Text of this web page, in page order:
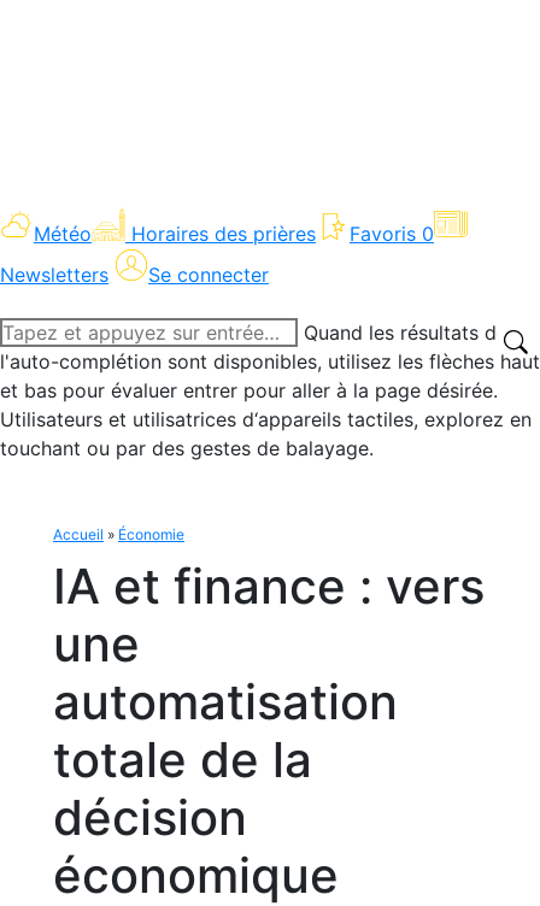
Météo Horaires des prières Favoris 0
Newsletters
Se connecter
Recherche
:
Quand les résultats de
l'auto-complétion sont disponibles, utilisez les flèches haut
et bas pour évaluer entrer pour aller à la page désirée.
Utilisateurs et utilisatrices d‘appareils tactiles, explorez en
touchant ou par des gestes de balayage.
Accueil » Économie
IA et finance : vers
une
automatisation
totale de la
décision
économique